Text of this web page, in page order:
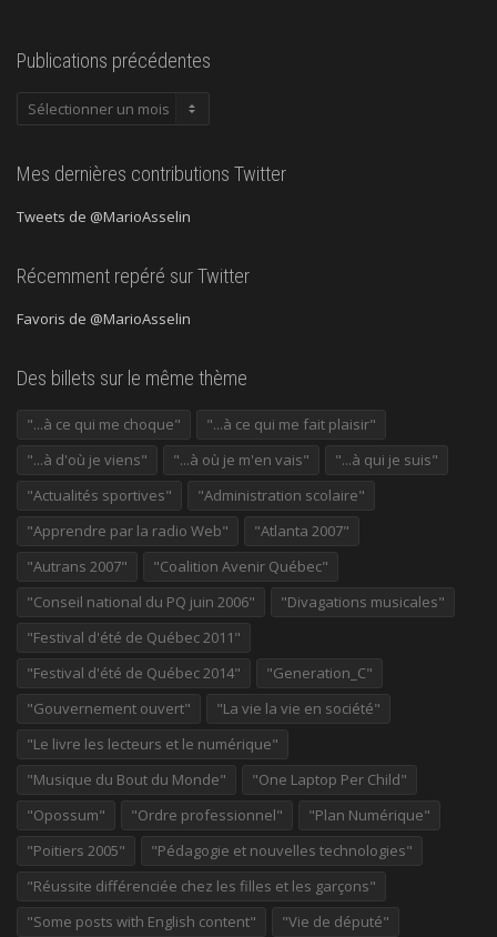
Publications précédentes
Publications
Mes dernières contributions Twitter
Tweets de @MarioAsselin
Récemment repéré sur Twitter
Favoris de @MarioAsselin
Des billets sur le même thème
"...à ce qui me choque"
"...à ce qui me fait plaisir"
"...à d'où je viens"
"...à où je m'en vais"
"...à qui je suis"
"Actualités sportives"
"Administration scolaire"
"Apprendre par la radio Web"
"Atlanta 2007"
"Autrans 2007"
"Coalition Avenir Québec"
"Conseil national du PQ juin 2006"
"Divagations musicales"
"Festival d'été de Québec 2011"
"Festival d'été de Québec 2014"
"Generation_C"
"Gouvernement ouvert"
"La vie la vie en société"
"Le livre les lecteurs et le numérique"
"Musique du Bout du Monde"
"One Laptop Per Child"
"Opossum"
"Ordre professionnel"
"Plan Numérique"
"Poitiers 2005"
"Pédagogie et nouvelles technologies"
"Réussite différenciée chez les filles et les garçons"
"Some posts with English content"
"Vie de député"